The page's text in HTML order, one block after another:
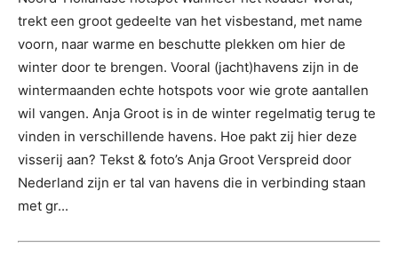
trekt een groot gedeelte van het visbestand, met name
voorn, naar warme en beschutte plekken om hier de
winter door te brengen. Vooral (jacht)havens zijn in de
wintermaanden echte hotspots voor wie grote aantallen
wil vangen. Anja Groot is in de winter regelmatig terug te
vinden in verschillende havens. Hoe pakt zij hier deze
visserij aan? Tekst & foto’s Anja Groot Verspreid door
Nederland zijn er tal van havens die in verbinding staan
met gr...